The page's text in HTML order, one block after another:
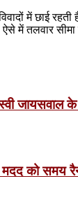
में छाई
में तलवार
जायसवाल
मदद को समय